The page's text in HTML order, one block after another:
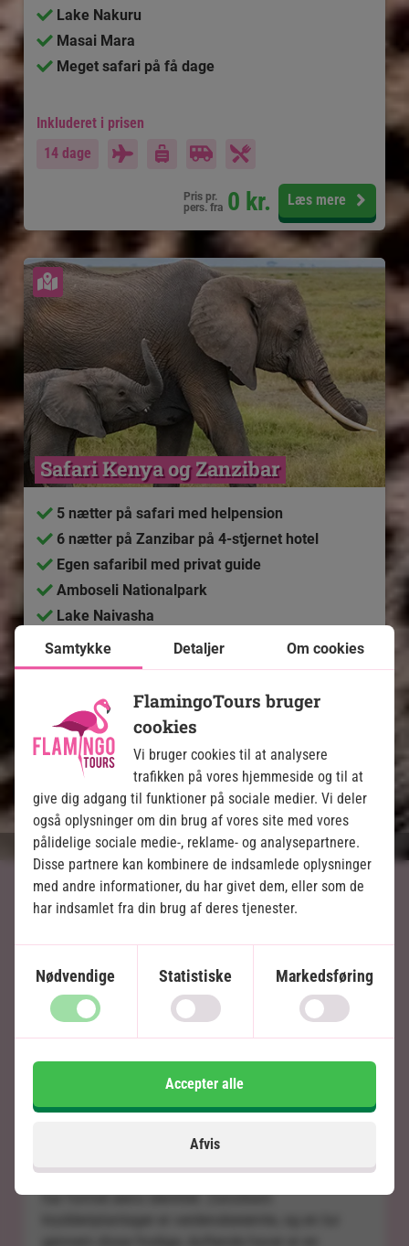
Lake Nakuru
Masai Mara
Meget safari på få dage
Inkluderet i prisen
14 dage
Pris pr.
pers. fra 0 kr. Læs mere
Se kort
Safari Kenya og Zanzibar
5 nætter på safari med helpension
6 nætter på Zanzibar på 4-stjernet hotel
Egen safaribil med privat guide
Amboseli Nationalpark
Lake Naivasha
Masai Mara-reservatet
Inkluderet i prisen
14 dage
Pris pr.
pers. fra 21.495 kr. Læs mere
Badeferie på Zanzibar
på en helt anden, men lige så imponerende
oplevelse.
Men Zanzibar er mere end blot en destination for
lokale swahilikultur og opleve den unikke samling
af afrikanske, arabiske og indiske påvirkninger, der
har formet øens identitet. Zanzibars
Samtykke Detaljer Om cookies
FlamingoTours bruger
cookies
Vi bruger cookies til at analysere
trafikken på vores hjemmeside og til at
give dig adgang til funktioner på sociale medier. Vi deler
også oplysninger om din brug af vores site med vores
pålidelige sociale medie-, reklame- og analysepartnere.
Disse partnere kan kombinere de indsamlede oplysninger
med andre informationer, du har givet dem, eller som de
har indsamlet fra din brug af deres tjenester.
Nødvendige Statistiske Markedsføring
Afvis
Accepter alle